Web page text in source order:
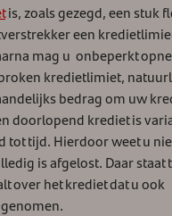
is, zoals gezegd, een stuk
een
mag u onbeperkt
kredietlimiet,
bedrag om uw
doorlopend krediet is
tot tijd. Hierdoor weet u
is afgelost. Daar staat
over het krediet dat u ook